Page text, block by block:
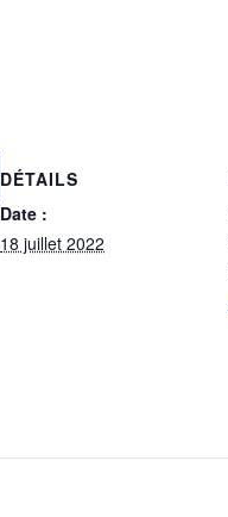
DÉTAILS
Date :
18 juillet 2022